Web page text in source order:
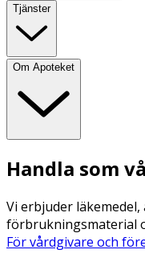
Tjänster
Om Apoteket
Handla som
Vi erbjuder
förbrukningsmaterial
För vårdgivare och